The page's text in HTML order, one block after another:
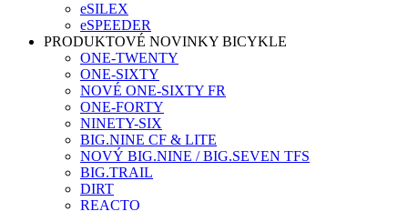
eSILEX
eSPEEDER
PRODUKTOVÉ NOVINKY BICYKLE
ONE-TWENTY
ONE-SIXTY
NOVÉ ONE-SIXTY FR
ONE-FORTY
NINETY-SIX
BIG.NINE CF & LITE
NOVÝ BIG.NINE / BIG.SEVEN TFS
BIG.TRAIL
DIRT
REACTO